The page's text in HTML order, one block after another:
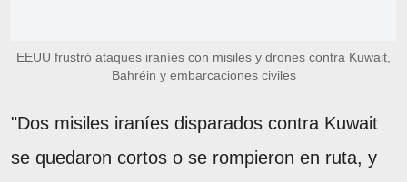
EEUU frustró ataques iraníes con misiles y drones contra Kuwait,
Bahréin y embarcaciones civiles
"Dos misiles iraníes disparados contra Kuwait
se quedaron cortos o se rompieron en ruta, y